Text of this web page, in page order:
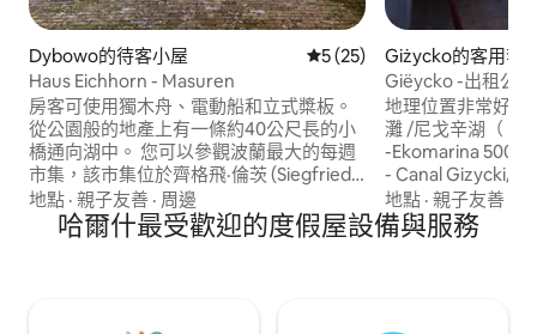
Dybowo的待客小屋 從 25 則評價中獲得 5 的平
5 (25)
Haus Eichhorn - Masuren
房客可使用獨木舟、電動船和立式槳板。
從公園般的地產上有一條約40公尺長的小
橋通向湖中。 您可以參觀波蘭最大的每週
市集，該市集位於齊格飛·倫茨 (Siegfried
Lenz) 的出生地利克 (Lyck)。 您也可以從
這裡探索波蘭原始森林國家公園，乘船遊
覽上蘭德運河 (Oberländer Kanal)，或參
地點 · 親子友善 · 周邊
Giżycko的客用套
Giëycko -出租公寓
地理位置非常好：
灘 /尼戈辛湖（
-Ekomarina 500
- Canal Gizycki/旋
舊木1.5公 裏-Lidl 400 公尺 雖
點，但公寓位於安
客可以使用有燒烤
地點 ·親子友善
哈爾什最受歡迎的度假屋設備與服務